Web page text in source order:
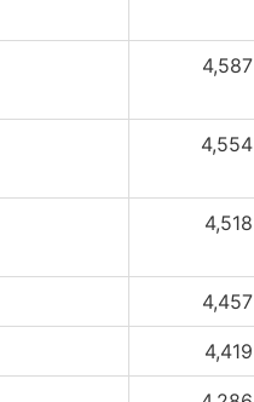
4,587
4,554
4,518
4,457
4,419